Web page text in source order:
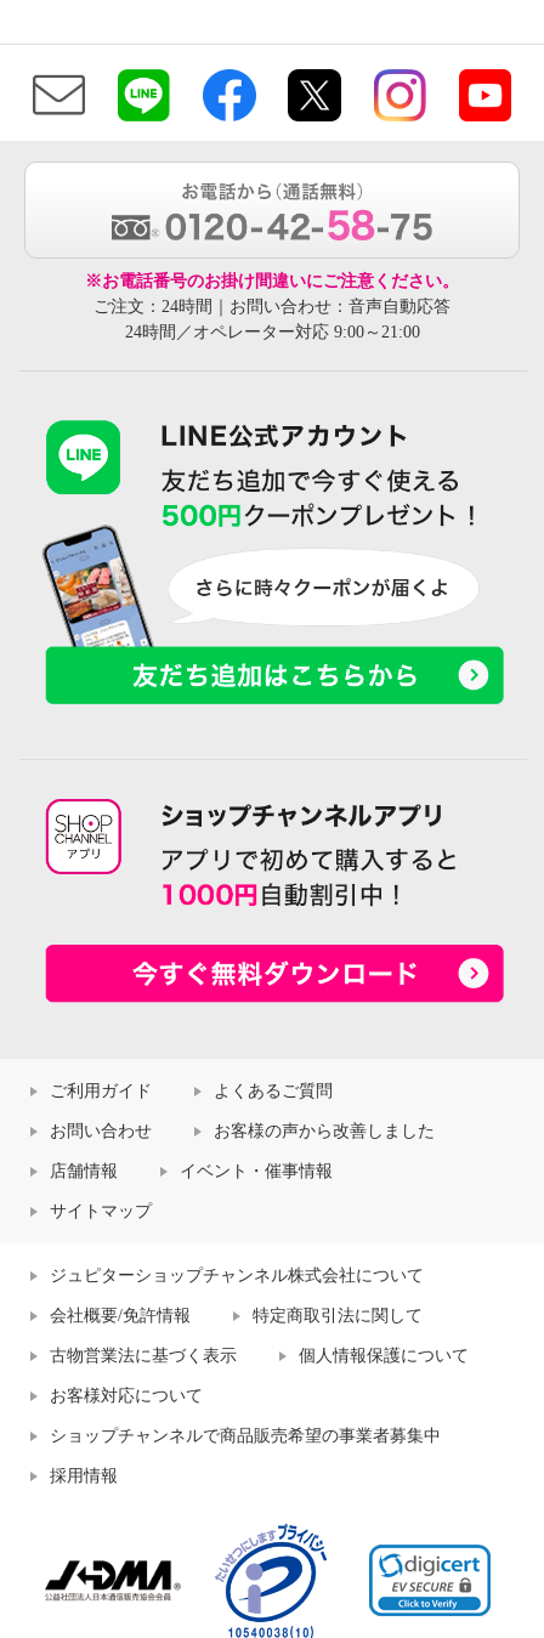
※お電話番号のお掛け間違いにご注意ください。
ご注文：24時間｜お問い合わせ：音声自動応答
24時間／オペレーター対応 9:00～21:00
ご利用ガイド よくあるご質問
お問い合わせ お客様の声から改善しました
店舗情報 イベント・催事情報
サイトマップ
ジュピターショップチャンネル株式会社について
会社概要/免許情報 特定商取引法に関して
古物営業法に基づく表示 個人情報保護について
お客様対応について
ショップチャンネルで商品販売希望の事業者募集中
採用情報